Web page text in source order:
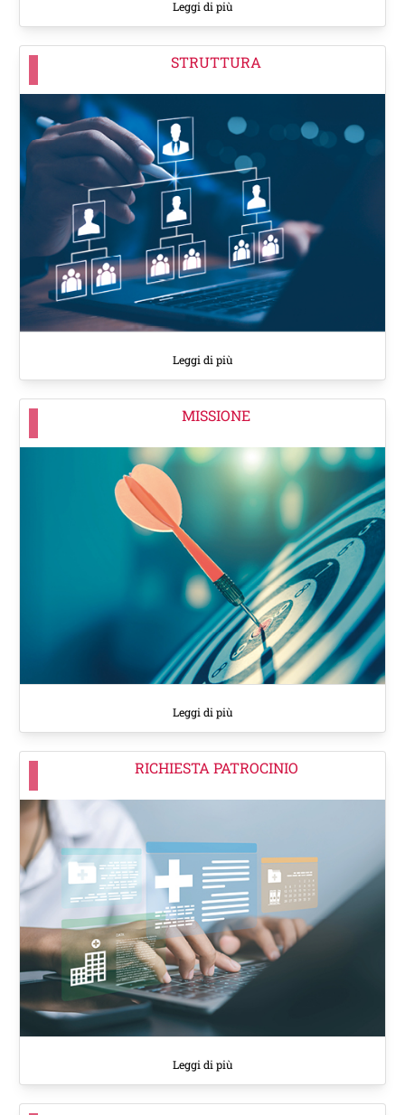
Leggi di più
STRUTTURA
Leggi di più
MISSIONE
Leggi di più
RICHIESTA PATROCINIO
Leggi di più